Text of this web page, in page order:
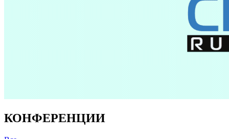
КОНФЕРЕНЦИИ